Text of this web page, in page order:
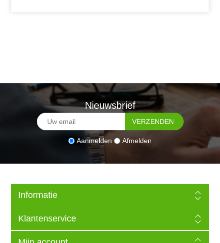
Nieuwsbrief
Aanmelden Afmelden
Informatie
Klantenservice